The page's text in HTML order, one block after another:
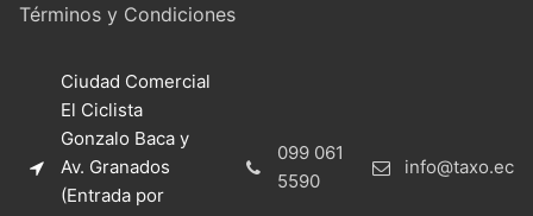
Términos y Condiciones
Ciudad Comercial
El Ciclista
Gonzalo Baca y
Av. Granados
(Entrada por
099 061
5590
info@taxo.ec